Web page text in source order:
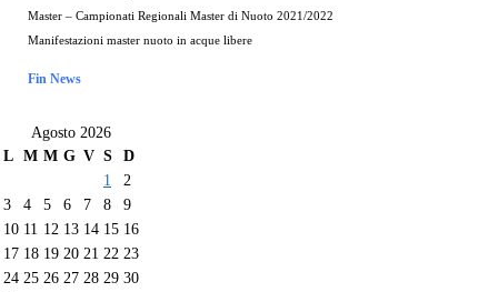
Master – Campionati Regionali Master di Nuoto 2021/2022
Manifestazioni master nuoto in acque libere
Fin News
Agosto 2026
L M M G V S
D
1
2
3
4 5 6 7 8
9
10 11 12 13 14 15 16
17 18 19 20 21 22 23
24 25 26 27 28 29 30